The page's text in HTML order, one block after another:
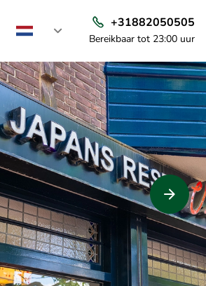
+31882050505
Bereikbaar tot 23:00 uur